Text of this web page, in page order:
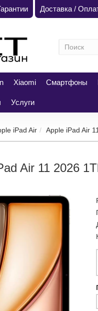
Доставка /
Xiaomi Смартфоны
Услуги
iPad Air Apple iPad Air
Air 11 2026